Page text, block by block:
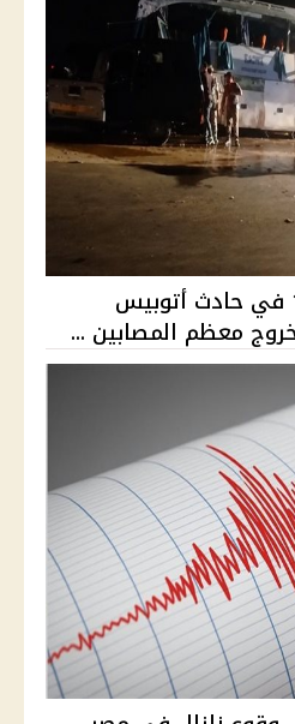
وفاة طفل وإصابة 13 في حادث أتوبيس
معظم المصابين ...